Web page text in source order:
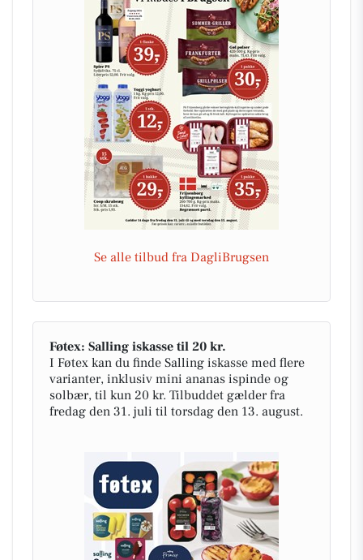
Se alle tilbud fra DagliBrugsen
Føtex: Salling iskasse til 20 kr.
I Føtex kan du finde Salling iskasse med flere
varianter, inklusiv mini ananas ispinde og
solbær, til kun 20 kr. Tilbuddet gælder fra
fredag den 31. juli til torsdag den 13. august.